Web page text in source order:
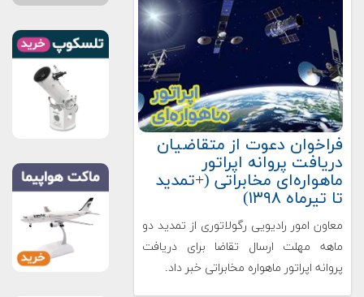
فراخوان دعوت از متقاضیان
دریافت پروانه اپراتور
ماهواره‌ای مخابراتی (+تمدید
تا تیرماه ۱۳۹۸)
معاون امور رادیویی رگولاتوری از تمدید دو
ماهه مهلت ارسال تقاضا برای دریافت
پروانه اپراتور ماهواره مخابراتی خبر داد.